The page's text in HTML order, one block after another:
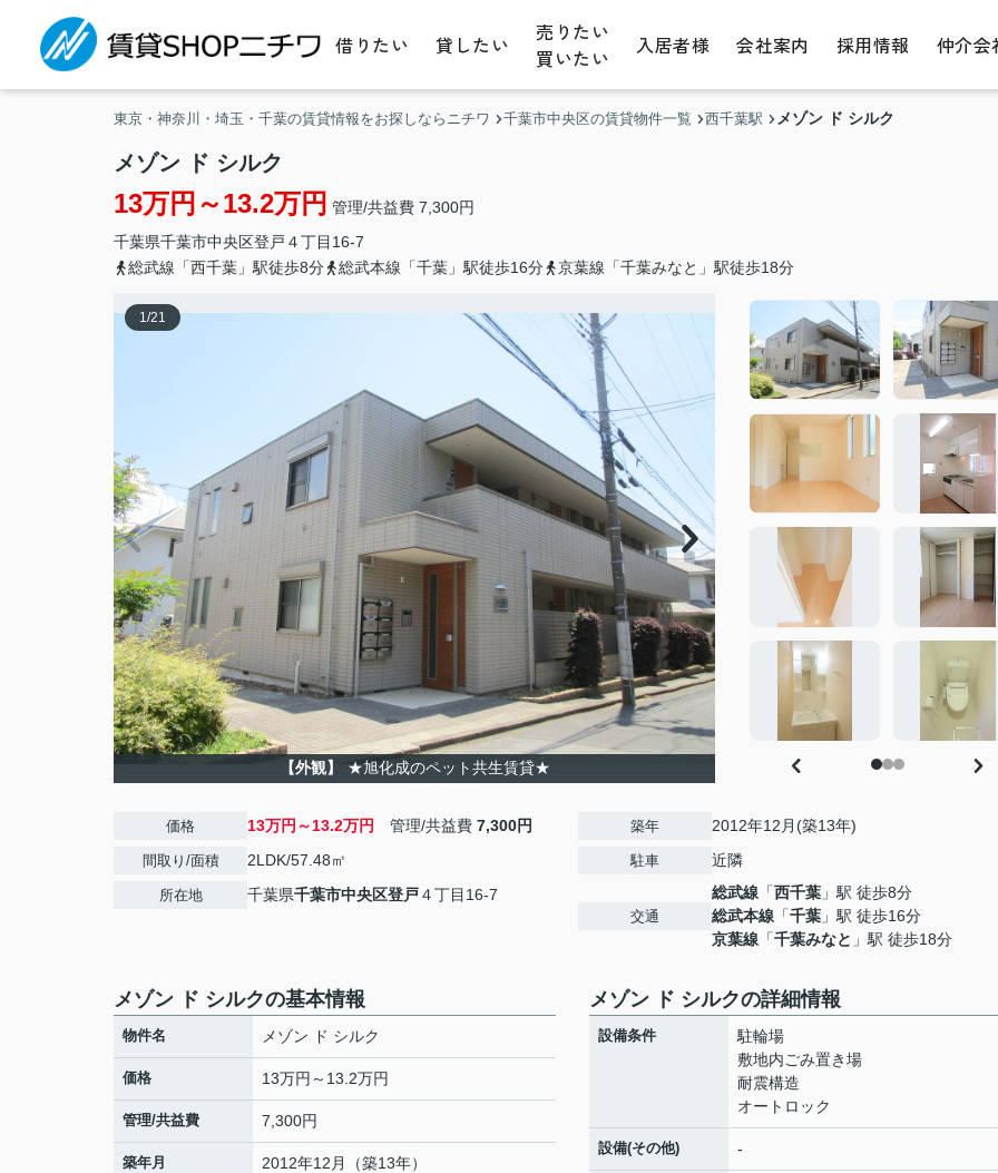
借りたい 貸したい
売りたい
買いたい
入居者様 会社案内 採用情報 仲介会
東京・神奈川・埼玉・千葉の賃貸情報をお探しならニチワ 千葉市中央区の賃貸物件一覧 西千葉駅 メゾン ド シルク
メゾン ド シルク
13万円～13.2万円 管理/共益費 7,300円
千葉県千葉市中央区登戸 ４丁目16-7
総武線「西千葉」駅徒歩8分
総武本線「千葉」駅徒歩16分 京葉線「千葉みなと」駅徒歩18分
1/21
【外観】 ★旭化成のペット共生賃貸★
価格 13万円～13.2万円 管理/共益費 7,300円
間取り/面積 2LDK/57.48㎡
所在地 千葉県千葉市中央区登戸４丁目16-7
築年 2012年12月(築13年)
駐車 近隣
交通
総武線 「西千葉 」駅 徒歩8分
総武本線 「千葉 」駅 徒歩16分
京葉線 「千葉みなと 」駅 徒歩18分
メゾン ド シルクの基本情報
物件名 メゾン ド シルク
価格 13万円～13.2万円
管理/共益費 7,300円
築年月 2012年12月（築13年）
メゾン ド シルクの詳細情報
設備条件
駐輪場
敷地内ごみ置き場
耐震構造
オートロック
設備(その他) -